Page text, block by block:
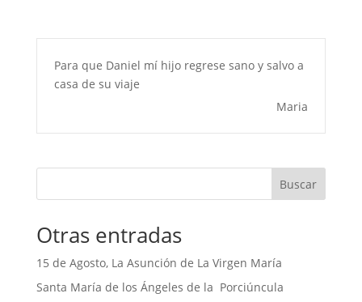
Para que Daniel mí hijo regrese sano y salvo a
casa de su viaje
Maria
Buscar
Otras entradas
15 de Agosto, La Asunción de La Virgen María
Santa María de los Ángeles de la Porciúncula